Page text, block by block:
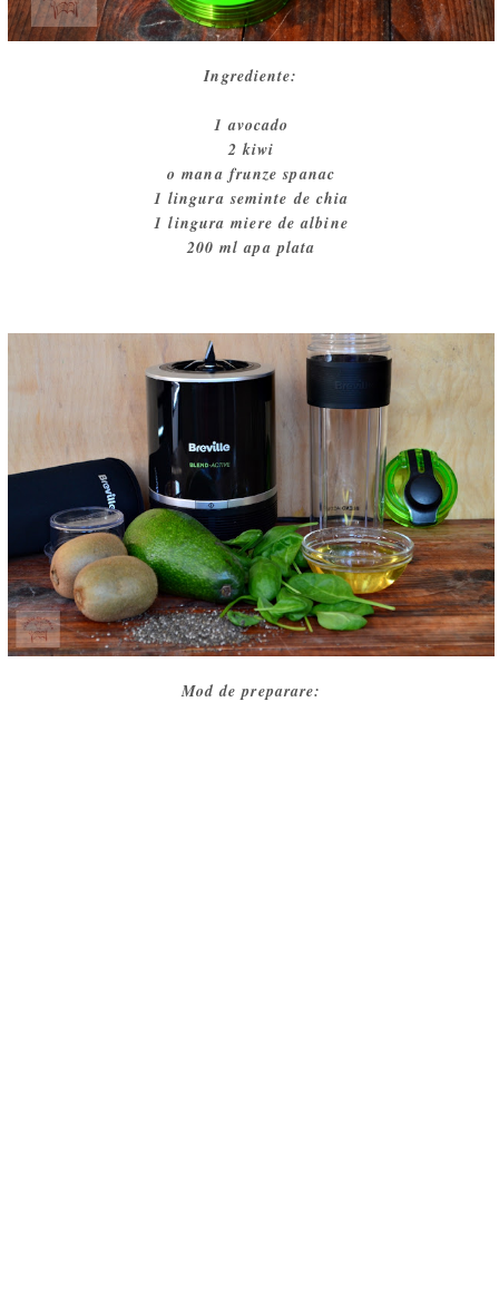
Ingrediente:
1 avocado
2 kiwi
o mana frunze spanac
1 lingura seminte de chia
1 lingura miere de albine
200 ml apa plata
Mod de preparare: